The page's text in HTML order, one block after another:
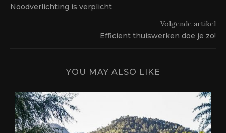
Noodverlichting is verplicht
Volgende artikel
Efficiënt thuiswerken doe je zo!
YOU MAY ALSO LIKE